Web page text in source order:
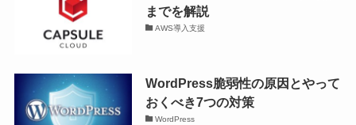
までを解説
AWS導入支援
WordPress脆弱性の原因とやって
おくべき7つの対策
WordPress